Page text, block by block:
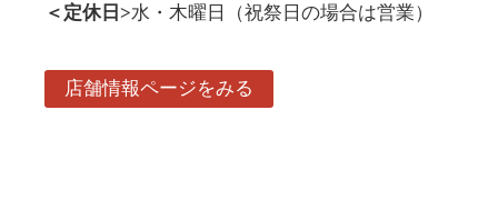
＜定休日>水・木曜日（祝祭日の場合は営業）
店舗情報ページをみる